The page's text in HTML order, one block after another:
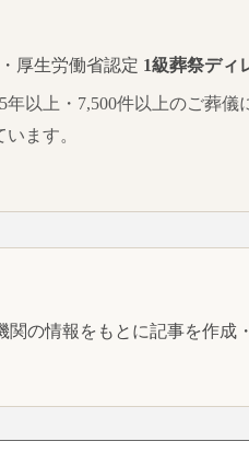
厚生労働省認定 1級葬祭ディ
以上・7,500件以上のご葬儀
ます。
の情報をもとに記事を作成